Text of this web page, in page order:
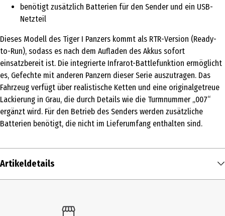
benötigt zusätzlich Batterien für den Sender und ein USB-
Netzteil
Dieses Modell des Tiger I Panzers kommt als RTR-Version (Ready-
to-Run), sodass es nach dem Aufladen des Akkus sofort
einsatzbereit ist. Die integrierte Infrarot-Battlefunktion ermöglicht
es, Gefechte mit anderen Panzern dieser Serie auszutragen. Das
Fahrzeug verfügt über realistische Ketten und eine originalgetreue
Lackierung in Grau, die durch Details wie die Turmnummer „007“
ergänzt wird. Für den Betrieb des Senders werden zusätzliche
Batterien benötigt, die nicht im Lieferumfang enthalten sind.
Artikeldetails